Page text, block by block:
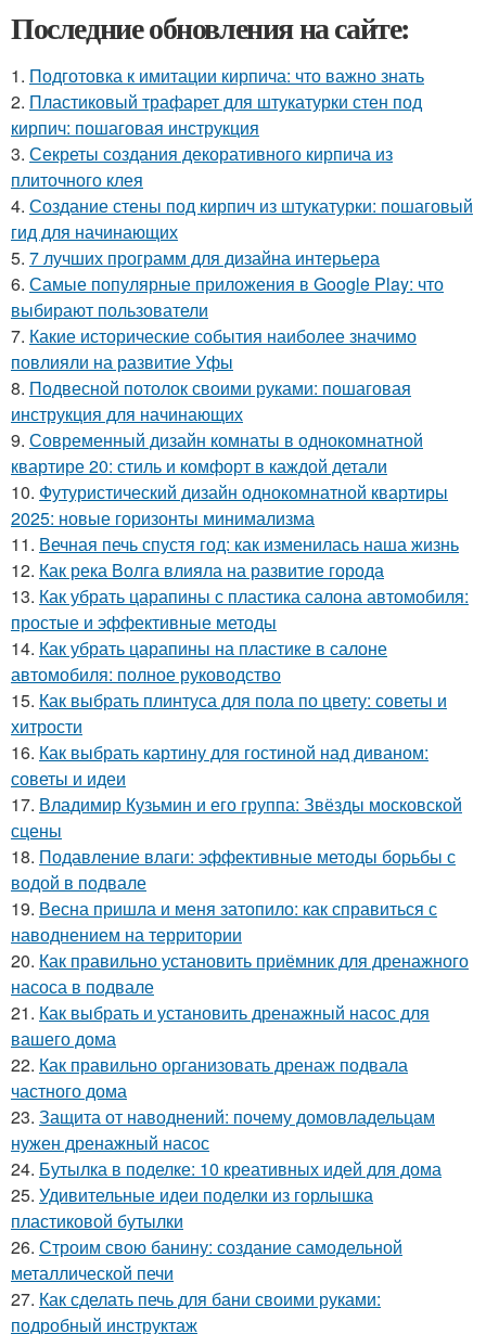
Последние обновления на сайте:
1. Подготовка к имитации кирпича: что важно знать
2. Пластиковый трафарет для штукатурки стен под
кирпич: пошаговая инструкция
3. Секреты создания декоративного кирпича из
плиточного клея
4. Создание стены под кирпич из штукатурки: пошаговый
гид для начинающих
5. 7 лучших программ для дизайна интерьера
6. Самые популярные приложения в Google Play: что
выбирают пользователи
7. Какие исторические события наиболее значимо
повлияли на развитие Уфы
8. Подвесной потолок своими руками: пошаговая
инструкция для начинающих
9. Современный дизайн комнаты в однокомнатной
квартире 20: стиль и комфорт в каждой детали
10. Футуристический дизайн однокомнатной квартиры
2025: новые горизонты минимализма
11. Вечная печь спустя год: как изменилась наша жизнь
12. Как река Волга влияла на развитие города
13. Как убрать царапины с пластика салона автомобиля:
простые и эффективные методы
14. Как убрать царапины на пластике в салоне
автомобиля: полное руководство
15. Как выбрать плинтуса для пола по цвету: советы и
хитрости
16. Как выбрать картину для гостиной над диваном:
советы и идеи
17. Владимир Кузьмин и его группа: Звёзды московской
сцены
18. Подавление влаги: эффективные методы борьбы с
водой в подвале
19. Весна пришла и меня затопило: как справиться с
наводнением на территории
20. Как правильно установить приёмник для дренажного
насоса в подвале
21. Как выбрать и установить дренажный насос для
вашего дома
22. Как правильно организовать дренаж подвала
частного дома
23. Защита от наводнений: почему домовладельцам
нужен дренажный насос
24. Бутылка в поделке: 10 креативных идей для дома
25. Удивительные идеи поделки из горлышка
пластиковой бутылки
26. Строим свою банину: создание самодельной
металлической печи
27. Как сделать печь для бани своими руками:
подробный инструктаж